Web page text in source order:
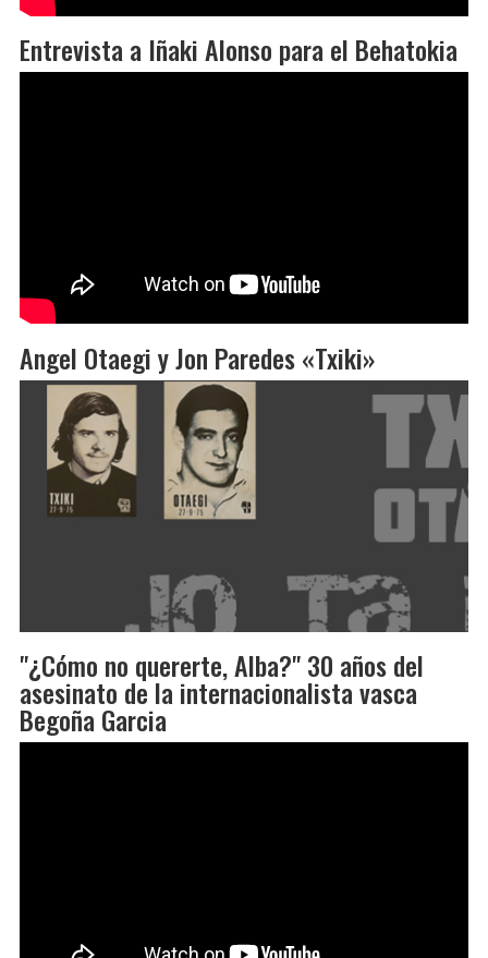
Entrevista a Iñaki Alonso para el Behatokia
Angel Otaegi y Jon Paredes «Txiki»
"¿Cómo no quererte, Alba?" 30 años del
asesinato de la internacionalista vasca
Begoña Garcia